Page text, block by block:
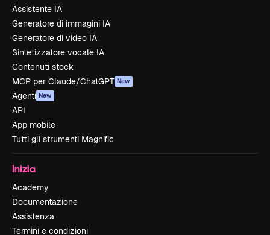
Assistente IA
Generatore di immagini IA
Generatore di video IA
Sintetizzatore vocale IA
Contenuti stock
MCP per Claude/ChatGPT New
Agenti New
API
App mobile
Tutti gli strumenti Magnific
Inizia
Academy
Documentazione
Assistenza
Termini e condizioni